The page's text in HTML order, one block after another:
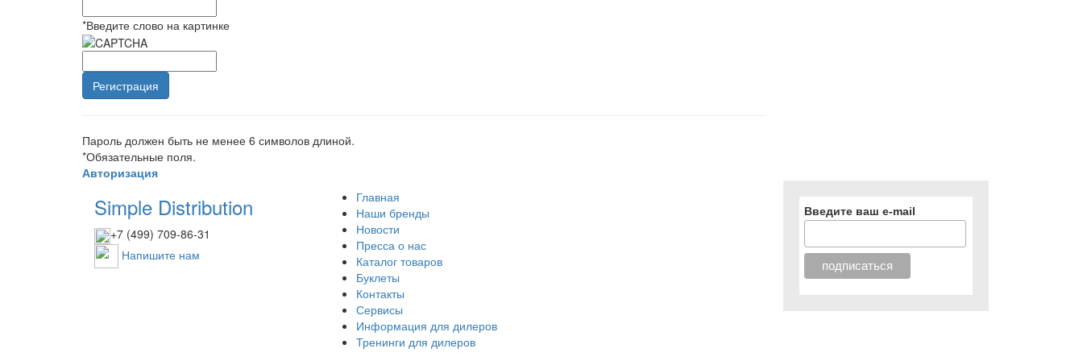
*Введите слово на картинке
Пароль должен быть не менее 6 символов длиной.
*Обязательные поля.
Авторизация
Главная
Наши бренды
Новости
Пресса о нас
Каталог товаров
Буклеты
Контакты
Сервисы
Информация для дилеров
Тренинги для дилеров
Введите ваш e-mail
Simple Distribution
+7 (499) 709-86-31
Напишите нам